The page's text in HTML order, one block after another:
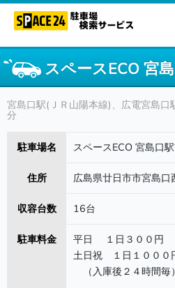
スペースECO 宮
宮島口駅(ＪＲ山陽本線)、広電宮島口
分
駐車場名 スペースECO 宮島口
住所 広島県廿日市市宮島
収容台数 16台
駐車料金
平日 １日３００円
土日祝 １日１０００
（入庫後２４時間毎）